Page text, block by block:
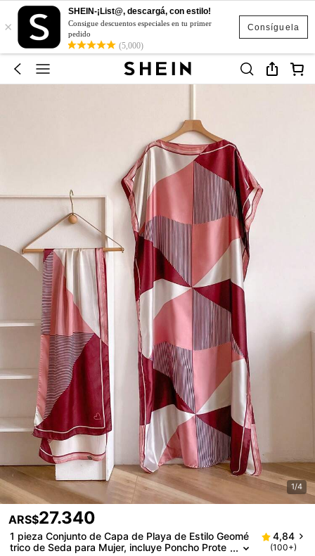
Consíguela
×
SHEIN-¡List@, descargá, con estilo!
Consigue descuentos especiales en tu primer
pedido
(5,000)
1/4
ARS$27.340
1 pieza Conjunto de Capa de Playa de Estilo Geomé
trico de Seda para Mujer, incluye Poncho Prote
4,84
(100+)